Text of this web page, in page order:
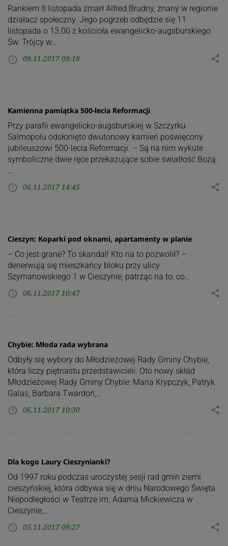
Rankiem 8 listopada zmarł Alfred Brudny, znany w regionie
działacz społeczny. Jego pogrzeb odbędzie się 11
listopada o 13.00 z kościoła ewangelicko-augsburskiego
Św. Trójcy w…
access_time 09.11.2017 09:18 share
Kamienna pamiątka 500-lecia Reformacji
Przy parafii ewangelicko-augsburskiej w Szczyrku
Salmopolu odsłonięto dwutonowy kamień poświęcony
jubileuszowi 500-lecia Reformacji. – Są na nim wykute
symboliczne dwie ręce przekazujące sobie światłość Bożą.
…
access_time 06.11.2017 14:45 share
Cieszyn: Koparki pod oknami, apartamenty w planie
– Co jest grane? To skandal! Kto na to pozwolił? –
denerwują się mieszkańcy bloku przy ulicy
Szymanowskiego 1 w Cieszynie, patrząc na to, co…
access_time 06.11.2017 10:47 share
Chybie: Młoda rada wybrana
Odbyły się wybory do Młodzieżowej Rady Gminy Chybie,
która liczy piętnastu przedstawicieli. Oto nowy skład
Młodzieżowej Rady Gminy Chybie: Maria Krypczyk, Patryk
Galas, Barbara Twardoń,…
access_time 06.11.2017 10:30 share
Dla kogo Laury Cieszynianki?
Od 1997 roku podczas uroczystej sesji rad gmin ziemi
cieszyńskiej, która odbywa się w dniu Narodowego Święta
Niepodległości w Teatrze im. Adama Mickiewicza w
Cieszynie,…
access_time 05.11.2017 09:27 share